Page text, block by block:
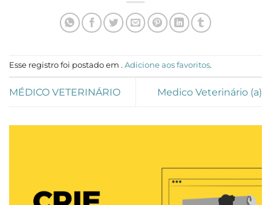
Esse registro foi postado em . Adicione aos favoritos.
MÉDICO VETERINÁRIO Medico Veterinário (a)